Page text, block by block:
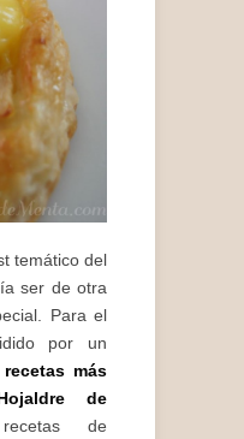
temático del
ser de otra
Para el
por un
recetas más
de
de